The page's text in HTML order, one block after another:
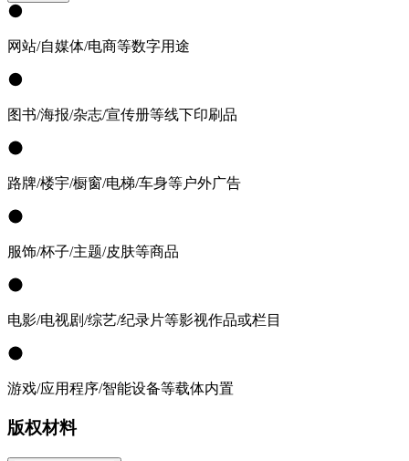
网站/自媒体/电商等数字用途
图书/海报/杂志/宣传册等线下印刷品
路牌/楼宇/橱窗/电梯/车身等户外广告
服饰/杯子/主题/皮肤等商品
电影/电视剧/综艺/纪录片等影视作品或栏目
游戏/应用程序/智能设备等载体内置
版权材料